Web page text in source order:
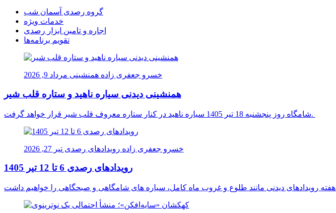
گروه رصدی آسمان شب
خدمات ویژه
اجاره و تامین ابزار رصدی
تقویم برنامه‌ها
خسرو جعفری زاده همنشینی مرداد 9, 2026
همنشینی دیدنی سیاره ناهید و ستاره قلب شیر
شامگاه روز پنجشنبه 18 تیر 1405 سیاره ناهید در کنار ستاره معروف قلب شیر قرار خواهد گرفت.
خسرو جعفری زاده رویدادهای رصدی تیر 27, 2026
رویدادهای رصدی 6 تا 12 تیر 1405